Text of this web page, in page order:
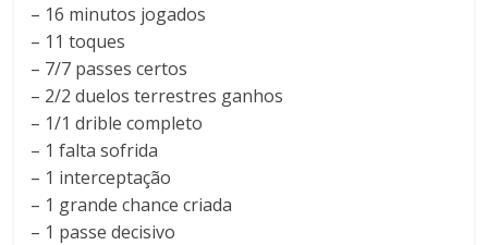
– 16 minutos jogados
– 11 toques
– 7/7 passes certos
– 2/2 duelos terrestres ganhos
– 1/1 drible completo
– 1 falta sofrida
– 1 interceptação
– 1 grande chance criada
– 1 passe decisivo